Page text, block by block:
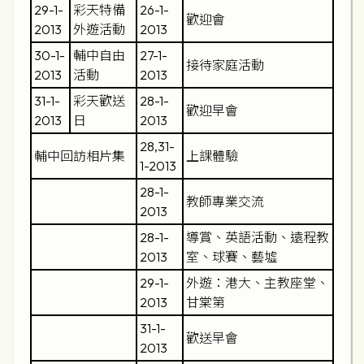
29-1-
2013
彩天特備
外遊活動
26-1-
2013
歡迎會
30-1-
2013
輔中自由
活動
27-1-
2013
接待家庭活動
31-1-
2013
彩天歡送
日
28-1-
2013
歡迎早會
輔中回訪相片集
28,31-
1-2013
上課體驗
28-1-
2013
教師專業交流
28-1-
2013
導賞、英語活動、遠程教
室、球賽、藝墟
29-1-
2013
外遊：港大、主教座堂、
甘棠第
31-1-
2013
歡送早會